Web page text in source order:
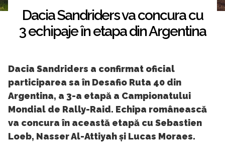
Dacia Sandriders va concura cu
3 echipaje în etapa din Argentina
Dacia Sandriders a confirmat oficial
participarea sa în Desafio Ruta 40 din
Argentina, a 3-a etapă a Campionatului
Mondial de Rally-Raid. Echipa românească
va concura în această etapă cu Sebastien
Loeb, Nasser Al-Attiyah și Lucas Moraes.